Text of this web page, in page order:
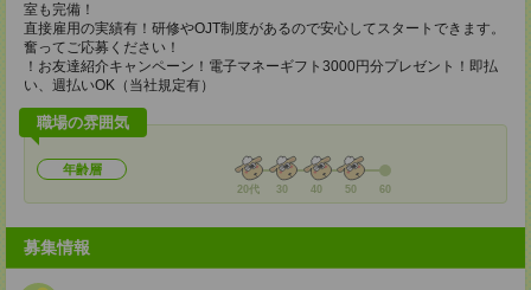
室も完備！
直接雇用の実績有！研修やOJT制度があるので安心してスタートできます。
奮ってご応募ください！
！お友達紹介キャンペーン！電子マネーギフト3000円分プレゼント！即払
い、週払いOK（当社規定有）
職場の雰囲気
年齢層
20代 30 40 50 60
募集情報